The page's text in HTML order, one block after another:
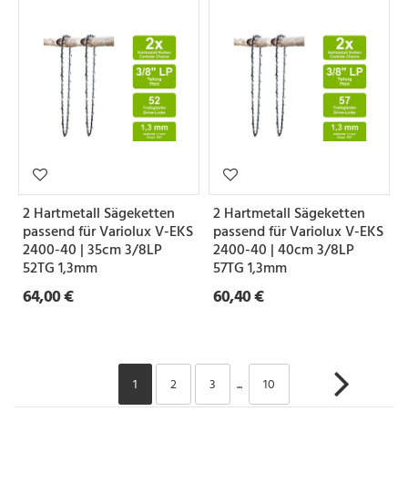
2 Hartmetall Sägeketten
passend für Variolux V-EKS
2400-40 | 35cm 3/8LP
52TG 1,3mm
64,00 €
2 Hartmetall Sägeketten
passend für Variolux V-EKS
2400-40 | 40cm 3/8LP
57TG 1,3mm
60,40 €
1 2 3 ... 10